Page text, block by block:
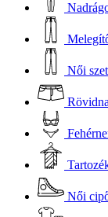
Női
Női